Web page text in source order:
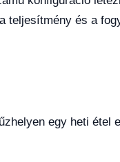
teljesítmény és a
egy heti étel